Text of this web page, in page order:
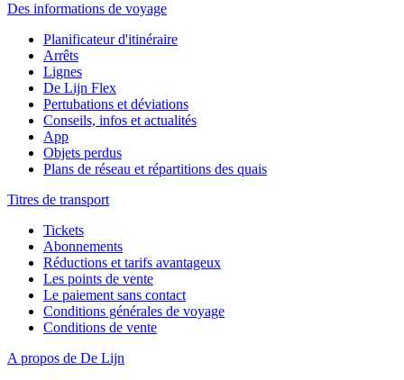
Des informations de voyage
Planificateur d'itinéraire
Arrêts
Lignes
De Lijn Flex
Pertubations et déviations
Conseils, infos et actualités
App
Objets perdus
Plans de réseau et répartitions des quais
Titres de transport
Tickets
Abonnements
Réductions et tarifs avantageux
Les points de vente
Le paiement sans contact
Conditions générales de voyage
Conditions de vente
A propos de De Lijn